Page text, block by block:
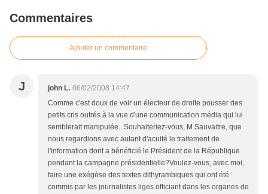
Commentaires
Ajouter un commentaire
J john L. 06/02/2008 14:47
Comme c'est doux de voir un électeur de droite pousser des
petits cris outrés à la vue d'une communication média qui lui
semblerait manipulée...Souhaiteriez-vous, M.Sauvaitre, que
nous regardions avec autant d'acuité le traitement de
l'information dont a bénéficié le Président de la République
pendant la campagne présidentielle?Voulez-vous, avec moi,
faire une exégèse des textes dithyrambiques qui ont été
commis par les journalistes liges officiant dans les organes de